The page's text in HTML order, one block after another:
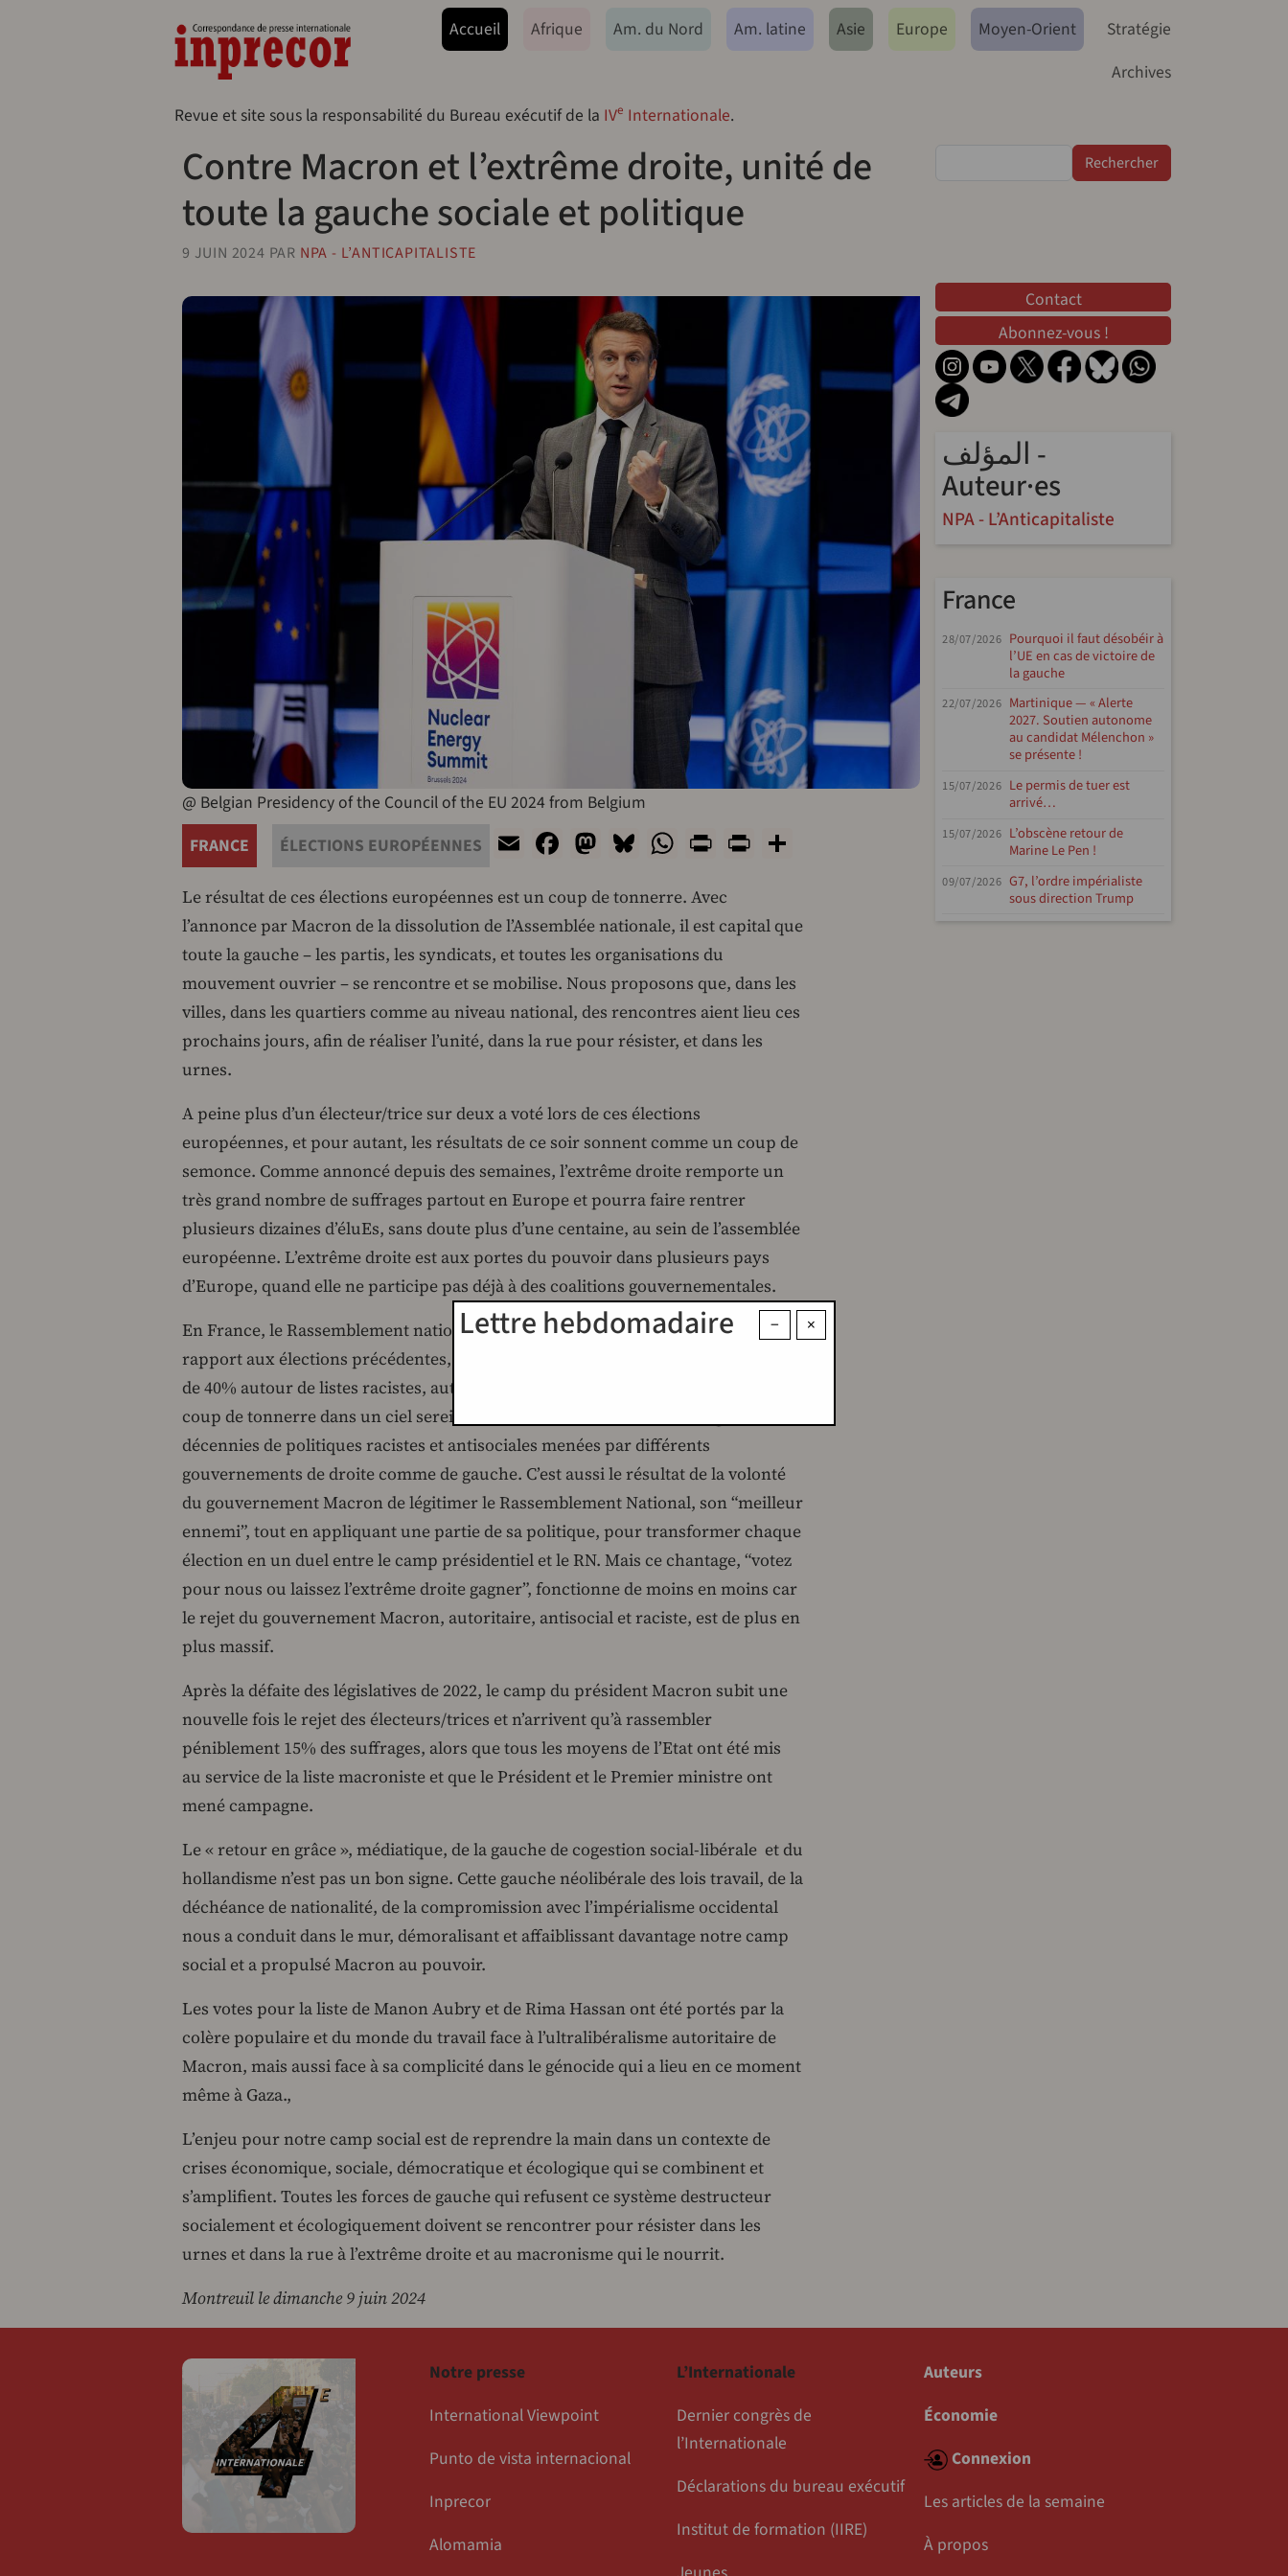
Navegação principal
Accueil Afrique Am. du Nord Am. latine Asie Europe Moyen-Orient
Stratégie
Archives
Revue et site sous la responsabilité du Bureau exécutif de la IVe Internationale.
Contre Macron et l’extrême droite, unité de
toute la gauche sociale et politique
9 JUIN 2024 PAR NPA - L’ANTICAPITALISTE
@ Belgian Presidency of the Council of the EU 2024 from Belgium
FRANCE
ÉLECTIONS EUROPÉENNES EmailFacebook
Mastodon
Bluesky
WhatsApp
PrintPrintFriendly
Le résultat de ces élections européennes est un coup de tonnerre. Avec
l’annonce par Macron de la dissolution de l’Assemblée nationale, il est capital que
toute la gauche – les partis, les syndicats, et toutes les organisations du
mouvement ouvrier – se rencontre et se mobilise. Nous proposons que, dans les
villes, dans les quartiers comme au niveau national, des rencontres aient lieu ces
prochains jours, afin de réaliser l’unité, dans la rue pour résister, et dans les
urnes.
A peine plus d’un électeur/trice sur deux a voté lors de ces élections
européennes, et pour autant, les résultats de ce soir sonnent comme un coup de
semonce. Comme annoncé depuis des semaines, l’extrême droite remporte un
très grand nombre de suffrages partout en Europe et pourra faire rentrer
plusieurs dizaines d’éluEs, sans doute plus d’une centaine, au sein de l’assemblée
européenne. L’extrême droite est aux portes du pouvoir dans plusieurs pays
d’Europe, quand elle ne participe pas déjà à des coalitions gouvernementales.
En France, le Rassemblement national augmente son score de près de 10% par
rapport aux élections précédentes, plaçant l’ensemble de l’extrême droite à près
de 40% autour de listes racistes, autoritaires et homophobes. Ce n’est pas un
coup de tonnerre dans un ciel serein, au contraire, c’est le résultat de plusieurs
décennies de politiques racistes et antisociales menées par différents
gouvernements de droite comme de gauche. C’est aussi le résultat de la volonté
du gouvernement Macron de légitimer le Rassemblement National, son “meilleur
ennemi”, tout en appliquant une partie de sa politique, pour transformer chaque
élection en un duel entre le camp présidentiel et le RN. Mais ce chantage, “votez
pour nous ou laissez l’extrême droite gagner”, fonctionne de moins en moins car
le rejet du gouvernement Macron, autoritaire, antisocial et raciste, est de plus en
plus massif.
Après la défaite des législatives de 2022, le camp du président Macron subit une
nouvelle fois le rejet des électeurs/trices et n’arrivent qu’à rassembler
péniblement 15% des suffrages, alors que tous les moyens de l’Etat ont été mis
au service de la liste macroniste et que le Président et le Premier ministre ont
mené campagne.
Le « retour en grâce », médiatique, de la gauche de cogestion social-libérale et du
hollandisme n’est pas un bon signe. Cette gauche néolibérale des lois travail, de la
déchéance de nationalité, de la compromission avec l’impérialisme occidental
nous a conduit dans le mur, démoralisant et affaiblissant davantage notre camp
social et a propulsé Macron au pouvoir.
Les votes pour la liste de Manon Aubry et de Rima Hassan ont été portés par la
colère populaire et du monde du travail face à l’ultralibéralisme autoritaire de
Macron, mais aussi face à sa complicité dans le génocide qui a lieu en ce moment
même à Gaza.,
L’enjeu pour notre camp social est de reprendre la main dans un contexte de
crises économique, sociale, démocratique et écologique qui se combinent et
s’amplifient. Toutes les forces de gauche qui refusent ce système destructeur
socialement et écologiquement doivent se rencontrer pour résister dans les
urnes et dans la rue à l’extrême droite et au macronisme qui le nourrit.
Montreuil le dimanche 9 juin 2024
×
−
Lettre hebdomadaire
Contact
Abonnez-vous !
المؤلف -
Auteur·es
NPA - L’Anticapitaliste
France
28/07/2026 Pourquoi il faut désobéir à
l’UE en cas de victoire de
la gauche
22/07/2026 Martinique — « Alerte
2027. Soutien autonome
au candidat Mélenchon »
se présente !
15/07/2026 Le permis de tuer est
arrivé…
15/07/2026 L’obscène retour de
Marine Le Pen !
09/07/2026 G7, l’ordre impérialiste
sous direction Trump
Notre presse
International Viewpoint
Punto de vista internacional
Inprecor
Alomamia
L’Internationale
Dernier congrès de
l’Internationale
Déclarations du bureau exécutif
Institut de formation (IIRE)
Auteurs
Économie
Connexion
Les articles de la semaine
À propos